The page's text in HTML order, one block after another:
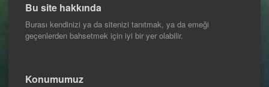
Bu site hakkında
Burası kendinizi ya da sitenizi tanıtmak, ya da emeği
geçenlerden bahsetmek için iyi bir yer olabilir.
Konumumuz